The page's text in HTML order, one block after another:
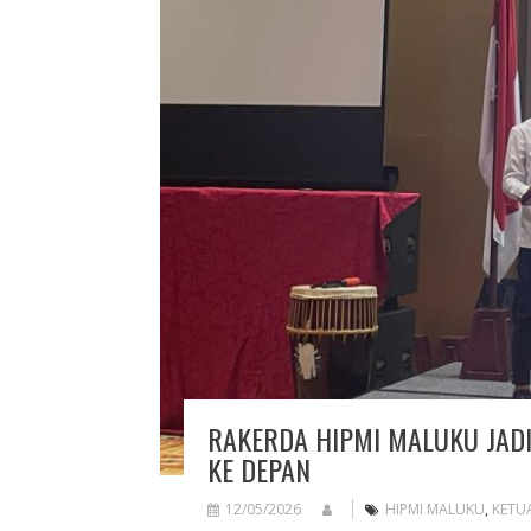
RAKERDA HIPMI MALUKU
KE DEPAN
12/05/2026 HIPMI MALUKU,